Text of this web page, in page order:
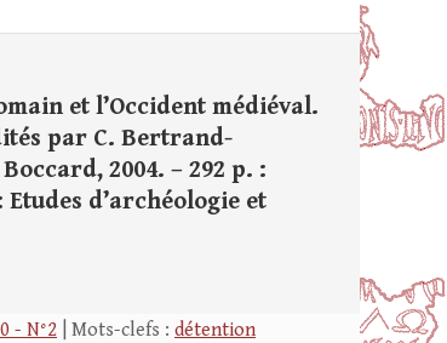
et l’Occident médiéval.
par C. Bertrand-
2004. – 292 p. :
d’archéologie et
- N°2 | Mots-clefs : détention